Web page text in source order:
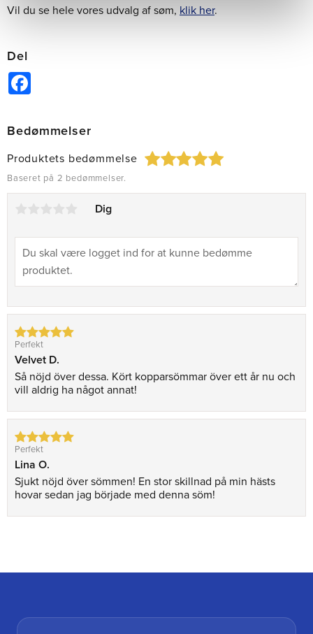
Vil du se hele vores udvalg af søm, klik her.
Del
Bedømmelser
Produktets bedømmelse
Baseret på 2 bedømmelser.
Dig
Perfekt
Velvet D.
Så nöjd över dessa. Kört kopparsömmar över ett år nu och
vill aldrig ha något annat!
Perfekt
Lina O.
Sjukt nöjd över sömmen! En stor skillnad på min hästs
hovar sedan jag började med denna söm!